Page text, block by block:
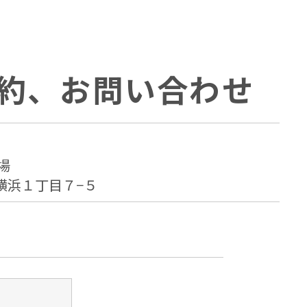
、お問い合わせ
浜１丁目７−５